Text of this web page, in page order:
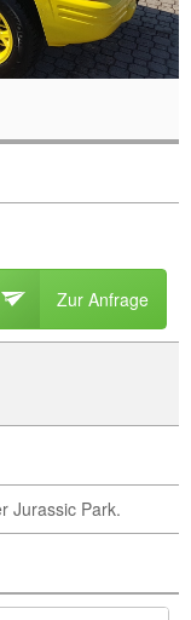
Zur Anfrage
Jurassic Park.